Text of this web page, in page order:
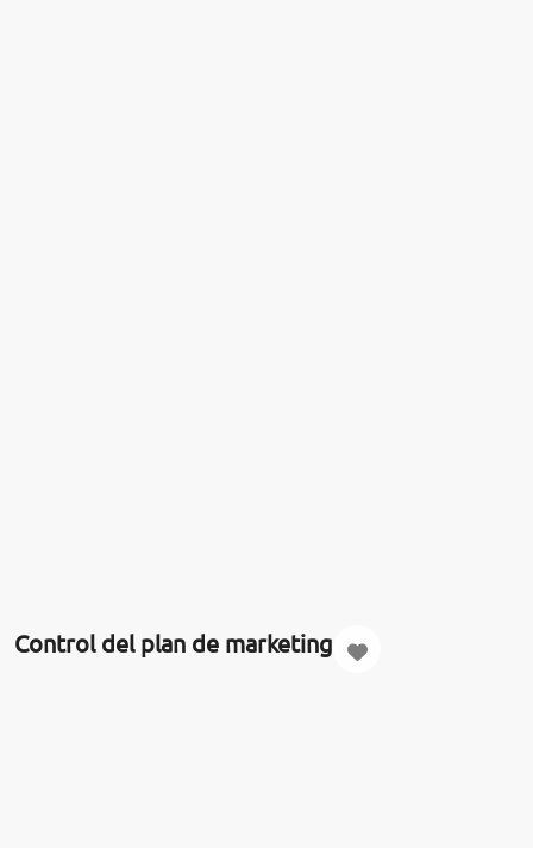
Control del plan de marketing